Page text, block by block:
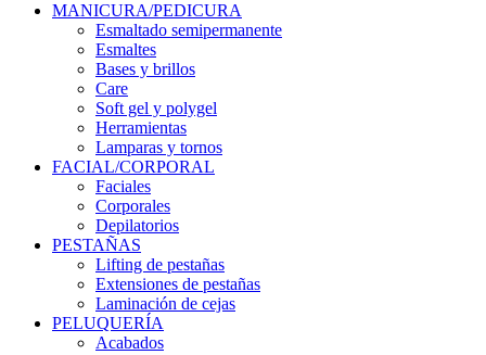
MANICURA/PEDICURA
Esmaltado semipermanente
Esmaltes
Bases y brillos
Care
Soft gel y polygel
Herramientas
Lamparas y tornos
FACIAL/CORPORAL
Faciales
Corporales
Depilatorios
PESTAÑAS
Lifting de pestañas
Extensiones de pestañas
Laminación de cejas
PELUQUERÍA
Acabados